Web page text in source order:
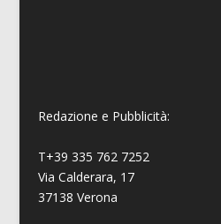
Redazione e Pubblicità:
T+39 335 762 7252
Via Calderara, 17
37138 Verona